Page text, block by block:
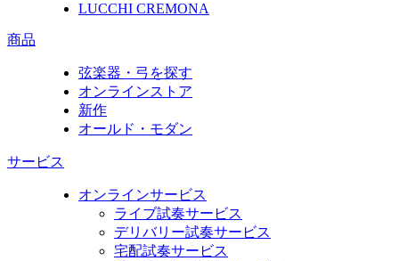
LUCCHI CREMONA
商品
弦楽器・弓を探す
オンラインストア
新作
オールド・モダン
サービス
オンラインサービス
ライブ試奏サービス
デリバリー試奏サービス
宅配試奏サービス